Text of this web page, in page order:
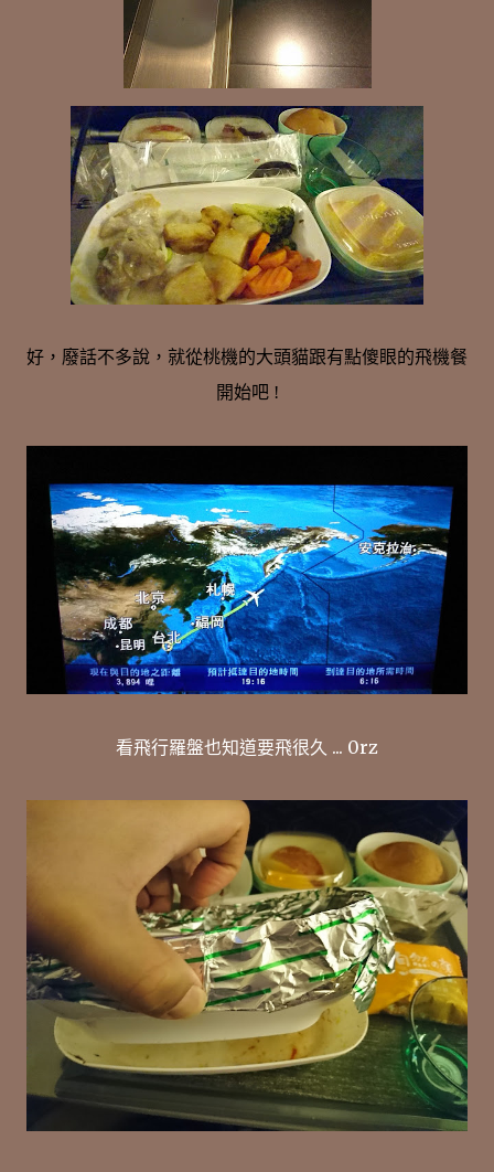
好，廢話不多說，就從桃機的大頭貓跟有點傻眼的飛機餐
開始吧 !
看飛行羅盤也知道要飛很久 ... 0rz